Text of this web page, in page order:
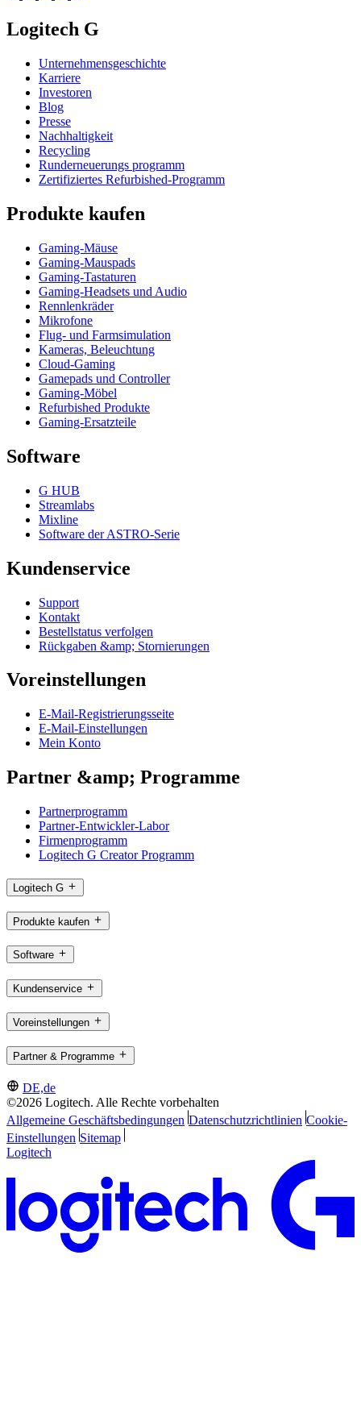
Logitech G
Unternehmensgeschichte
Karriere
Investoren
Blog
Presse
Nachhaltigkeit
Recycling
Runderneuerungs programm
Zertifiziertes Refurbished-Programm
Produkte kaufen
Gaming-Mäuse
Gaming-Mauspads
Gaming-Tastaturen
Gaming-Headsets und Audio
Rennlenkräder
Mikrofone
Flug- und Farmsimulation
Kameras, Beleuchtung
Cloud-Gaming
Gamepads und Controller
Gaming-Möbel
Refurbished Produkte
Gaming-Ersatzteile
Software
G HUB
Streamlabs
Mixline
Software der ASTRO-Serie
Kundenservice
Support
Kontakt
Bestellstatus verfolgen
Rückgaben &amp; Stornierungen
Voreinstellungen
E-Mail-Registrierungsseite
E-Mail-Einstellungen
Mein Konto
Partner &amp; Programme
Partnerprogramm
Partner-Entwickler-Labor
Firmenprogramm
Logitech G Creator Programm
Logitech G
Produkte kaufen
Software
Kundenservice
Voreinstellungen
Partner & Programme
DE,de
©2026 Logitech. Alle Rechte vorbehalten
Allgemeine Geschäftsbedingungen Datenschutzrichtlinien Cookie-
Einstellungen Sitemap
Logitech